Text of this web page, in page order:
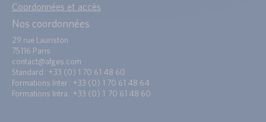
Coordonnées et accès
Nos coordonnées
29 rue Lauriston
75116 Paris
contact@afges.com
Standard : +33 (0) 1 70 61 48 60
Formations Inter : +33 (0) 1 70 61 48 64
Formations Intra : +33 (0) 1 70 61 48 60